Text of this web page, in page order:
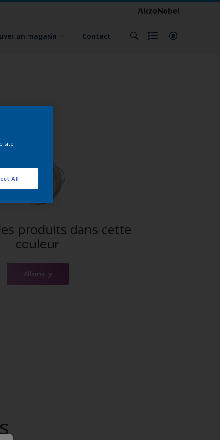
un magasin Contact
produits dans cette
couleur
Allons-y
site
All